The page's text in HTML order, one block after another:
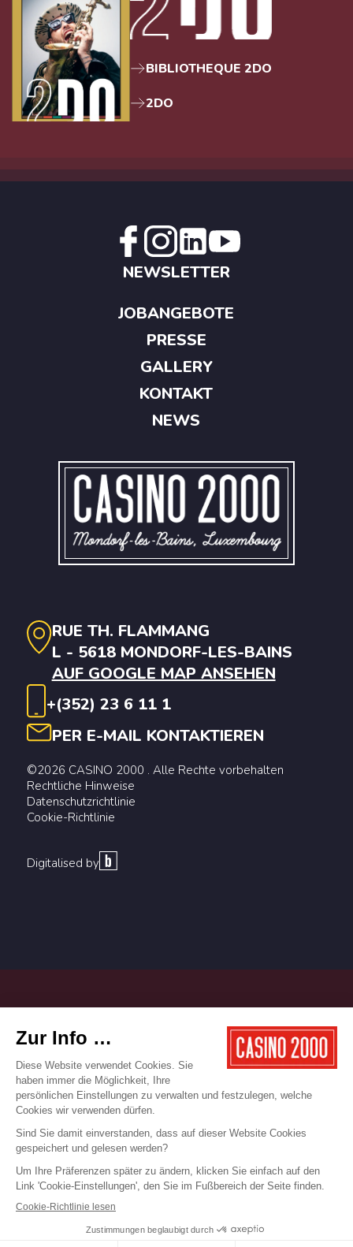
BIBLIOTHEQUE 2DO
2DO
RUE TH. FLAMMANG
L - 5618 MONDORF-LES-BAINS
AUF GOOGLE MAP ANSEHEN
+(352) 23 6 11 1
PER E-MAIL KONTAKTIEREN
©2026 CASINO 2000 . Alle Rechte vorbehalten
Rechtliche Hinweise
Datenschutzrichtlinie
Cookie-Richtlinie
Digitalised by
NEWSLETTER
JOBANGEBOTE
PRESSE
GALLERY
KONTAKT
NEWS